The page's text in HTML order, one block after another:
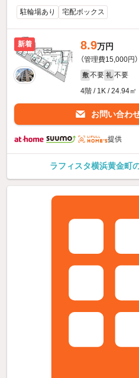
駐輪場あり
宅配ボックス
新着 8.9万円
（管理費15,000円）
敷 不要 礼 不要
4階 / 1K / 24.94㎡
お問い合わ
提供
ラフィスタ横浜黄金町